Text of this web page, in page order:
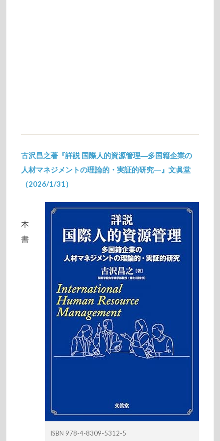
古沢昌之著『詳説 国際人的資源管理―多国籍企業の
人材マネジメントの理論的・実証的研究―』文眞堂
（2026/1/31）
ISBN 978-4-8309-5312-5
本
書